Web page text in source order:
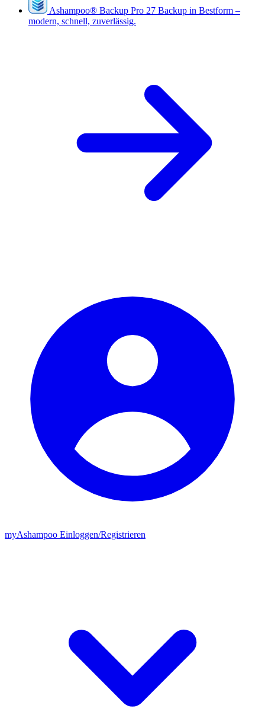
Ashampoo® Backup Pro 27 Backup in Bestform –
modern, schnell, zuverlässig.
myAshampoo Einloggen/Registrieren